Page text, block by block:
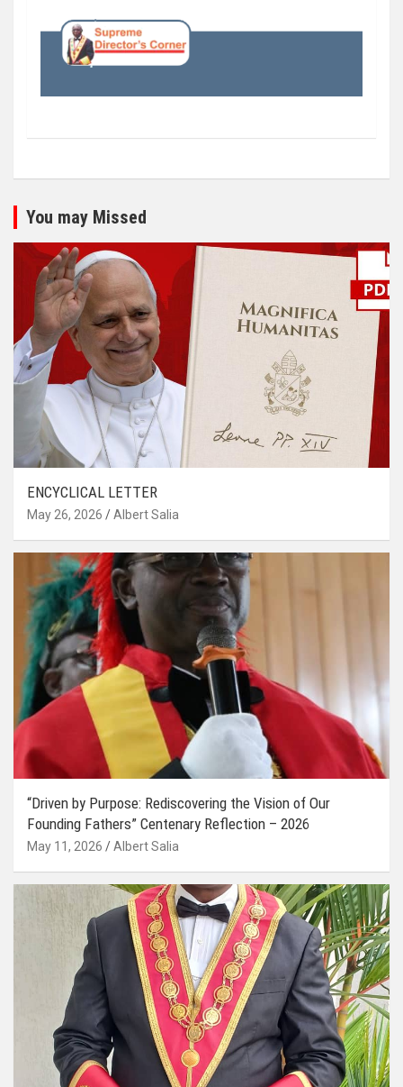
You may Missed
ENCYCLICAL LETTER
May 26, 2026 Albert Salia
“Driven by Purpose: Rediscovering the Vision of Our
Founding Fathers” Centenary Reflection – 2026
May 11, 2026 Albert Salia